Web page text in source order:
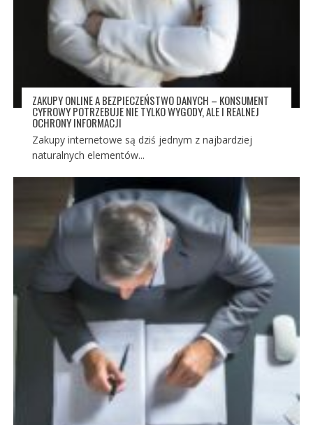
ZAKUPY ONLINE A BEZPIECZEŃSTWO DANYCH – KONSUMENT
CYFROWY POTRZEBUJE NIE TYLKO WYGODY, ALE I REALNEJ
OCHRONY INFORMACJI
Zakupy internetowe są dziś jednym z najbardziej
naturalnych elementów...